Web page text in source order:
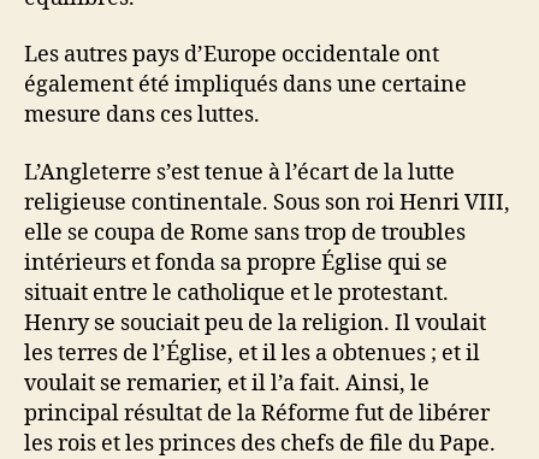
Les autres pays d’Europe occidentale ont
également été impliqués dans une certaine
mesure dans ces luttes.
L’Angleterre s’est tenue à l’écart de la lutte
religieuse continentale. Sous son roi Henri VIII,
elle se coupa de Rome sans trop de troubles
intérieurs et fonda sa propre Église qui se
situait entre le catholique et le protestant.
Henry se souciait peu de la religion. Il voulait
les terres de l’Église, et il les a obtenues ; et il
voulait se remarier, et il l’a fait. Ainsi, le
principal résultat de la Réforme fut de libérer
les rois et les princes des chefs de file du Pape.